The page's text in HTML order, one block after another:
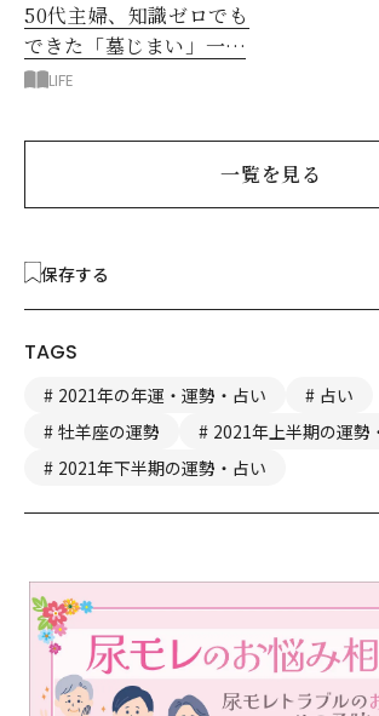
50代主婦、知識ゼロでも
できた「墓じまい」一つ
後悔したのは、ある順
LIFE
一覧を見る
保存する
TAGS
2021年の年運・運勢・占い
占い
牡羊座の運勢
2021年上半期の運勢
2021年下半期の運勢・占い